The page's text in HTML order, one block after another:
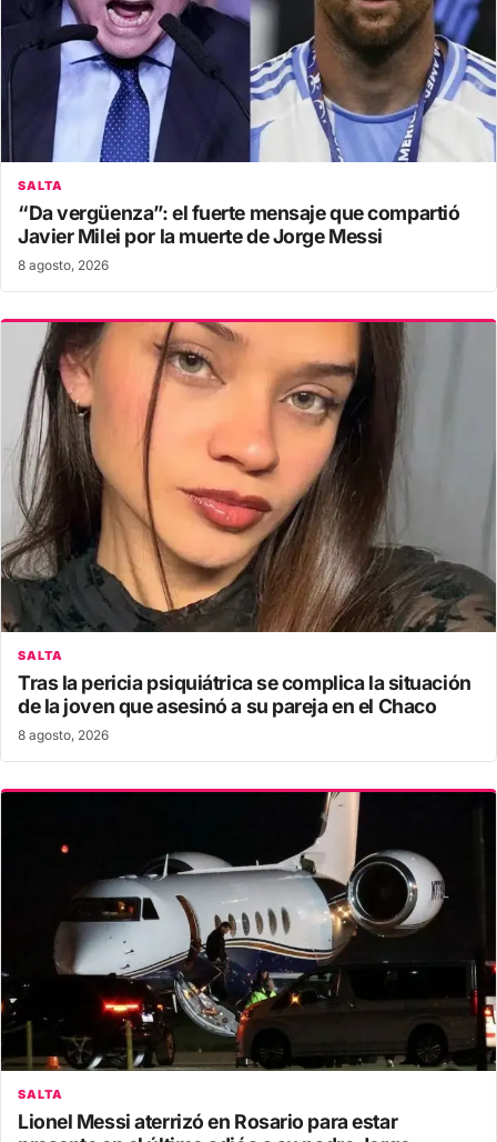
SALTA
“Da vergüenza”: el fuerte mensaje que compartió
Javier Milei por la muerte de Jorge Messi
8 agosto, 2026
SALTA
Tras la pericia psiquiátrica se complica la situación
de la joven que asesinó a su pareja en el Chaco
8 agosto, 2026
SALTA
Lionel Messi aterrizó en Rosario para estar